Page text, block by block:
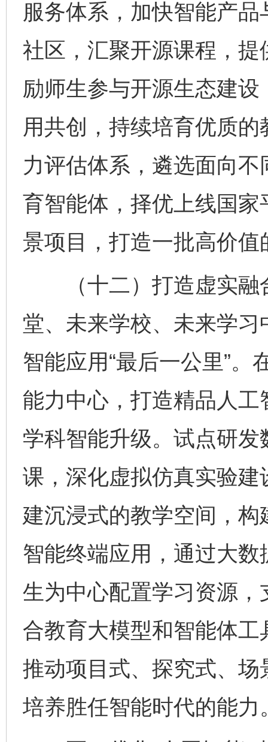
服务体系，加快智能产
社区，汇聚开源课程，
励师生参与开源生态建
用共创，持续培育优质
力评估体系，遴选面向
育智能体，择优上线国
景项目，打造一批高价值
（十二）打造虚实融
堂、未来学校、未来学
智能应用“最后一公里”
能力中心，打造精品人
学科智能升级。试点研
课，深化虚拟仿真实验
建沉浸式的教学空间，
智能终端应用，通过大
生为中心配置学习资源
合教育大模型和智能体
推动项目式、探究式、
培养胜任智能时代的能力